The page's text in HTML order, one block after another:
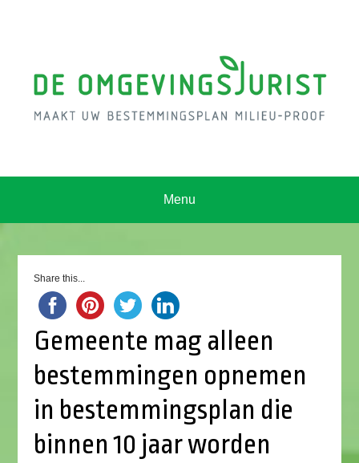
Menu
Share this...
Gemeente mag alleen
bestemmingen opnemen
in bestemmingsplan die
binnen 10 jaar worden